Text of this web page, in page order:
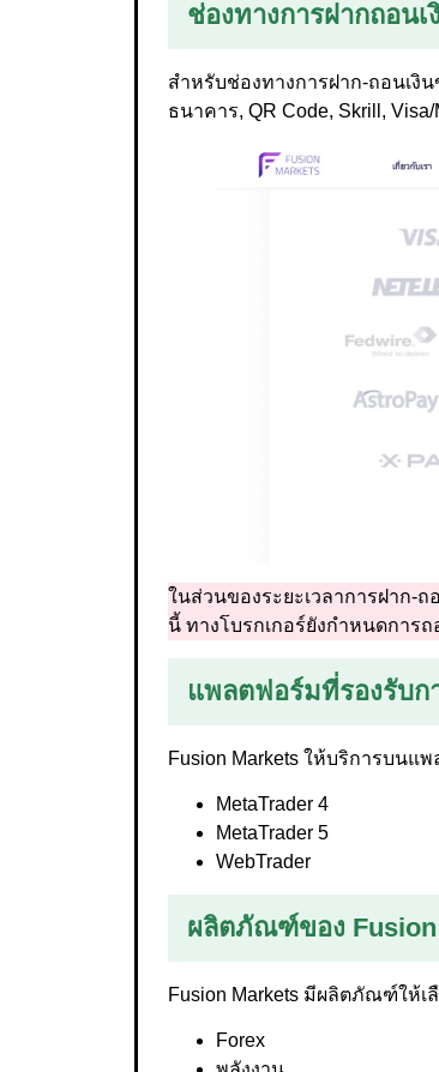
ช่องทางการฝากถอน
สำหรับช่องทางการฝาก-ถอนเงิ
ธนาคาร, QR Code, Skrill,
ในส่วนของระยะเวลาการฝาก-ถ
นี้ ทางโบรกเกอร์ยังกำหนดการ
แพลตฟอร์มที่รองรับก
Fusion Markets ให้บริการบนแ
MetaTrader 4
MetaTrader 5
WebTrader
ผลิตภัณฑ์ของ Fusion
Fusion Markets มีผลิตภัณฑ์ให้เ
Forex